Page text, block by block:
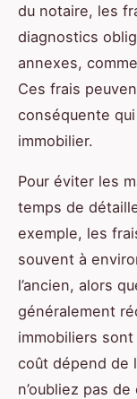
du notaire, les
diagnostics
annexes,
Ces frais
conséquente
immobilier.
Pour éviter les
temps de
exemple, les
souvent à
l’ancien, alors
généralement
immobiliers
coût dépend de
n’oubliez pas